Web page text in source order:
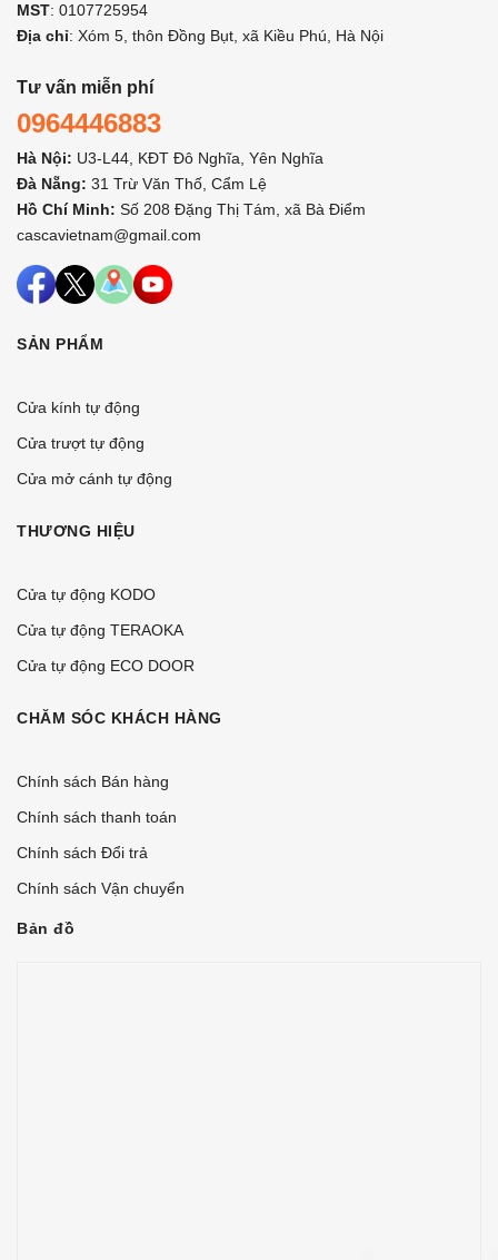
MST: 0107725954
Địa chỉ: Xóm 5, thôn Đồng Bụt, xã Kiều Phú, Hà Nội
Tư vấn miễn phí
0964446883
Hà Nội: U3-L44, KĐT Đô Nghĩa, Yên Nghĩa
Đà Nẵng: 31 Trừ Văn Thố, Cẩm Lệ
Hồ Chí Minh: Số 208 Đặng Thị Tám, xã Bà Điểm
cascavietnam@gmail.com
SẢN PHẨM
Cửa kính tự động
Cửa trượt tự động
Cửa mở cánh tự động
THƯƠNG HIỆU
Cửa tự động KODO
Cửa tự động TERAOKA
Cửa tự động ECO DOOR
CHĂM SÓC KHÁCH HÀNG
Chính sách Bán hàng
Chính sách thanh toán
Chính sách Đổi trả
Chính sách Vận chuyển
Bản đồ